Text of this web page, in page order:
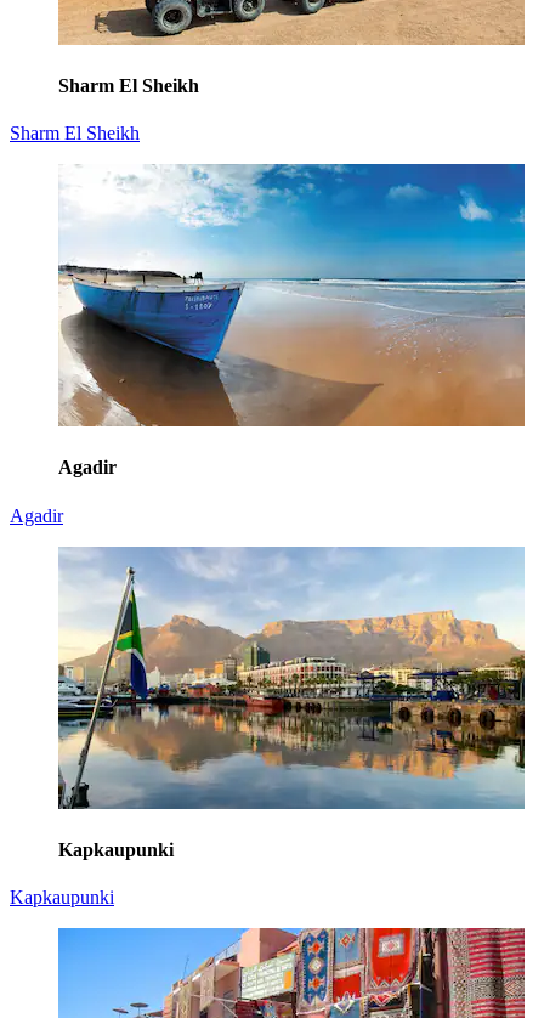
Sharm El Sheikh
Sharm El Sheikh
Agadir
Agadir
Kapkaupunki
Kapkaupunki